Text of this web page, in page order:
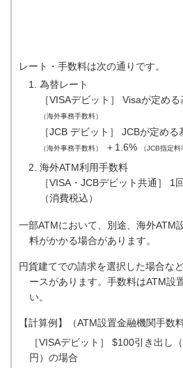
レート・手数料は次の通りです。
為替レート
［VISAデビット］ Visaが定め
（海外事務手数料）
［JCB デビット］ JCBが定め
（海外事務手数料） ＋1.6% （JCB指定料
海外ATM利用手数料
［VISA・JCBデビット共通］ 1
（消費税込）
一部ATMにおいて、別途、海外ATM
料がかかる場合があります。
円貨建てでの請求を選択した場合な
ースがあります。手数料はATM設
い。
【計算例】（ATM設置金融機関手数
［VISAデビット］ $100引き出し
円）の場合